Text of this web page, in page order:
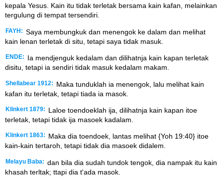
kepala Yesus. Kain itu tidak terletak bersama kain kafan, melainkan
tergulung di tempat tersendiri.
FAYH: Saya membungkuk dan menengok ke dalam dan melihat
kain lenan terletak di situ, tetapi saya tidak masuk.
ENDE:
Ia mendjenguk kedalam dan dilihatnja kain kapan terletak
disitu, tetapi ia sendiri tidak masuk kedalam makam.
Shellabear 1912:
Maka tunduklah ia menengok, lalu melihat kain
kafan itu terletak, tetapi tiada ia masok.
Klinkert 1879:
Laloe toendoeklah ija, dilihatnja kain kapan itoe
terletak, tetapi tidak ija masoek kadalam.
Klinkert 1863:
Maka dia toendoek, lantas melihat {Yoh 19:40} itoe
kain-kain tertaroh, tetapi tidak dia masoek didalem.
Melayu Baba: dan bila dia sudah tundok tengok, dia nampak itu kain
khasah terltak; ttapi dia t'ada masok.